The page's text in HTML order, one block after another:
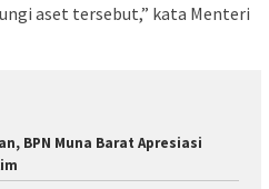
aset tersebut,” kata Menteri
BPN Muna Barat Apresiasi